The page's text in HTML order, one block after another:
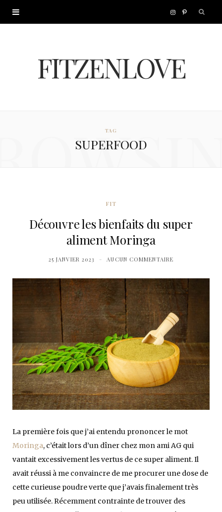
I
s
P
FITZENLOVE
TAG
SUPERFOOD
FIT
Découvre les bienfaits du super
aliment Moringa
25 JANVIER 2023 AUCUN COMMENTAIRE
La première fois que j’ai entendu prononcer le mot
Moringa, c’était lors d’un dîner chez mon ami AG qui
vantait excessivement les vertus de ce super aliment. Il
avait réussi à me convaincre de me procurer une dose de
cette curieuse poudre verte que j’avais finalement très
peu utilisée. Récemment contrainte de trouver des